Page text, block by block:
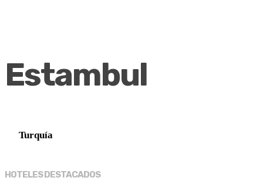
Estambul
Turquía
HOTELES DESTACADOS